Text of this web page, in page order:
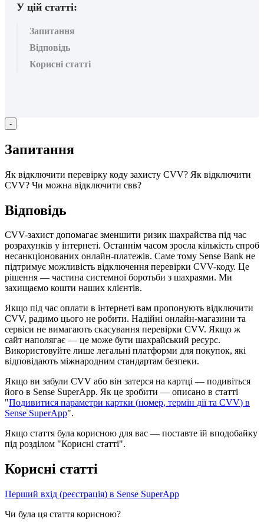
У цій статті:
Запитання
Відповідь
Корисні статті
-
Запитання
Як відключити перевірку коду захисту CVV? Як відключити
CVV? Чи можна відключити свв?
Відповідь
CVV-захист допомагає зменшити ризик шахрайства під час
розрахунків у інтернеті. Останнім часом зросла кількість спроб
несанкціонованих онлайн-платежів. Саме тому Sense Bank не
підтримує можливість відключення перевірки CVV-коду. Це
рішення — частина системної боротьби з шахраями. Ми
захищаємо кошти наших клієнтів.
Якщо під час оплати в інтернеті вам пропонують відключити
CVV, радимо цього не робити. Надійні онлайн-магазини та
сервіси не вимагають скасування перевірки CVV. Якщо ж
сайт наполягає — це може бути шахрайський ресурс.
Використовуйте лише легальні платформи для покупок, які
відповідають міжнародним стандартам безпеки.
Якщо ви забули CVV або він затерся на картці — подивіться
його в Sense SuperApp. Як це зробити — описано в статті
"Подивитися параметри картки (номер, термін дії та CVV) в
Sense SuperApp".
Якщо стаття була корисною для вас — поставте їй вподобайку
під розділом "Корисні статті".
Корисні статті
Перший вхід (реєстрація) в Sense SuperApp
Чи була ця стаття корисною?